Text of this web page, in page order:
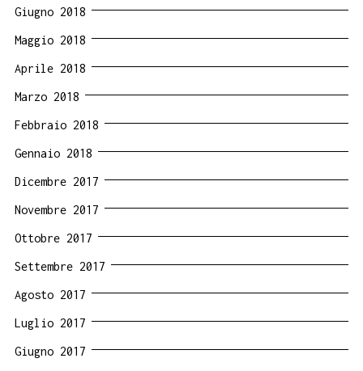
Giugno 2018
Maggio 2018
Aprile 2018
Marzo 2018
Febbraio 2018
Gennaio 2018
Dicembre 2017
Novembre 2017
Ottobre 2017
Settembre 2017
Agosto 2017
Luglio 2017
Giugno 2017